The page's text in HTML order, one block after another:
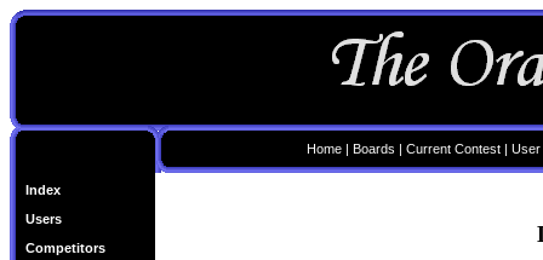
Index
Users
Competitors
Home| Boards | Current Contest| User